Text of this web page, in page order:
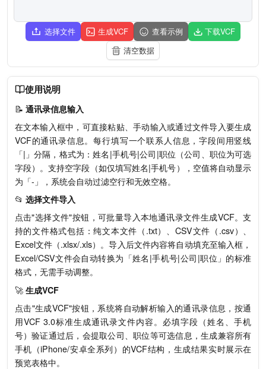
选择文件 生成VCF 查看示例
下载VCF
清空数据
使用说明
📝 通讯录信息输入
在文本输入框中，可直接粘贴、手动输入或通过文件导入要生成
VCF的通讯录信息。每行填写一个联系人信息，字段间用竖线
「|」分隔，格式为：姓名|手机号|公司|职位（公司、职位为可选
字段）。支持空字段（如仅填写姓名|手机号），空值将自动显示
为「-」，系统会自动过滤空行和无效空格。
📂 选择文件导入
点击"选择文件"按钮，可批量导入本地通讯录文件生成VCF。支
持的文件格式包括：纯文本文件（.txt）、CSV文件（.csv）、
Excel文件（.xlsx/.xls）。导入后文件内容将自动填充至输入框，
Excel/CSV文件会自动转换为「姓名|手机号|公司|职位」的标准
格式，无需手动调整。
🚀生成VCF
点击"生成VCF"按钮，系统将自动解析输入的通讯录信息，按通
用VCF 3.0标准生成通讯录文件内容。必填字段（姓名、手机
号）验证通过后，会提取公司、职位等可选信息，生成兼容所有
手机（iPhone/安卓全系列）的VCF结构，生成结果实时展示在
预览表格中。